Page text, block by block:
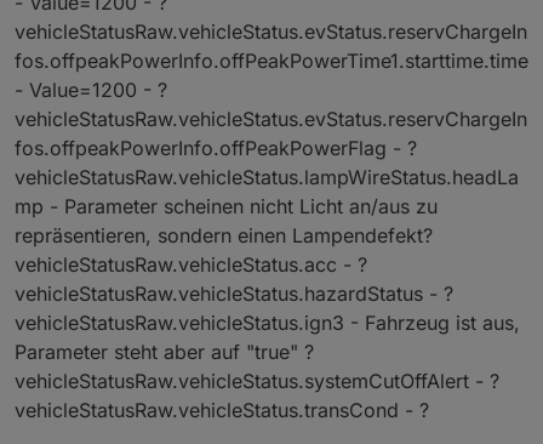
vehicleStatusRaw.vehicleStatus.evStatus.reservChargeIn
fos.offpeakPowerInfo.offPeakPowerTime1.starttime.time
- Value=1200 - ?
vehicleStatusRaw.vehicleStatus.evStatus.reservChargeIn
fos.offpeakPowerInfo.offPeakPowerFlag - ?
vehicleStatusRaw.vehicleStatus.lampWireStatus.headLa
mp - Parameter scheinen nicht Licht an/aus zu
repräsentieren, sondern einen Lampendefekt?
vehicleStatusRaw.vehicleStatus.acc - ?
vehicleStatusRaw.vehicleStatus.hazardStatus - ?
vehicleStatusRaw.vehicleStatus.ign3 - Fahrzeug ist aus,
Parameter steht aber auf "true" ?
vehicleStatusRaw.vehicleStatus.systemCutOffAlert - ?
vehicleStatusRaw.vehicleStatus.transCond - ?